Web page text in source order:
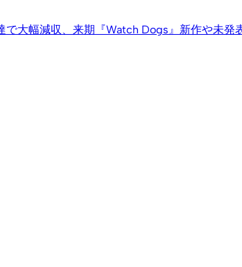
大幅減収、来期『Watch Dogs』新作や未発